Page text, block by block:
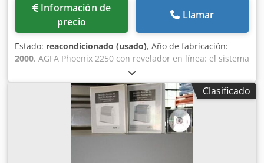
Información de
precio
Llamar
Estado: reacondicionado (usado), Año de fabricación:
2000, AGFA Phoenix 2250 con revelador en línea: el sistema
ha sido revisado y limpiado por completo. Resoluciones:
1200, 1800, 2400 y 3000 dpi; tamaño máximo: 570 × 736
mm. Incluye densitómetro de película Techkon. Estaremos
encantados de enviarle más información e imágenes.
Revisión general realizada en 2024. Dedofl Sxqspfx Alhskr
Clasificado